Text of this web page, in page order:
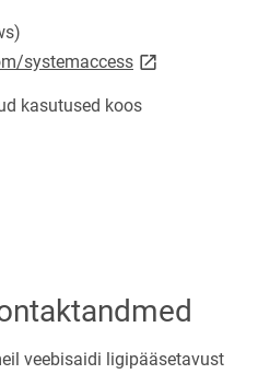
systemaccesslink opens on
kasutused koos
veebisaidi ligipääsetavust